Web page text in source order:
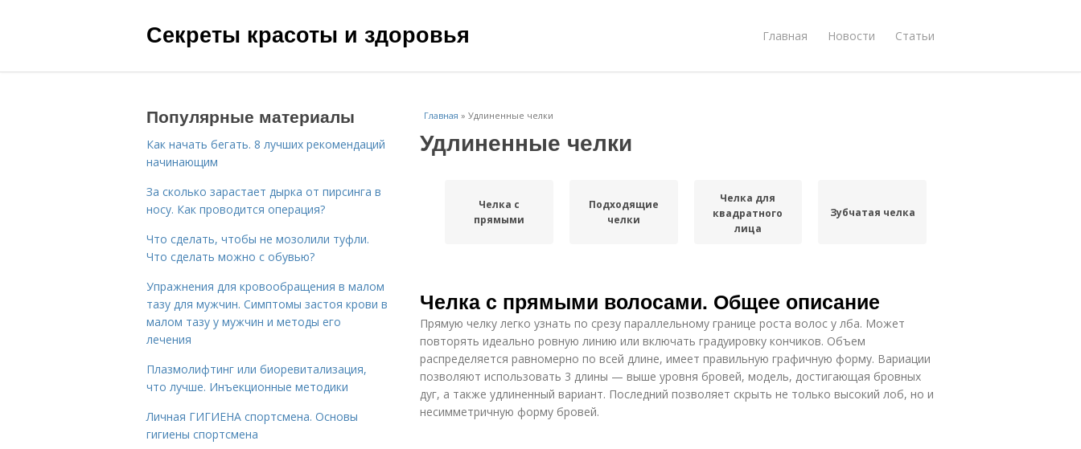
Секреты красоты и здоровья Главная Новости Статьи
Главная » Удлиненные челки
Удлиненные челки
Челка с
прямыми
Подходящие
челки
Челка для
квадратного
лица
Зубчатая челка
Челка с прямыми волосами. Общее описание
Прямую челку легко узнать по срезу параллельному границе роста волос у лба. Может
повторять идеально ровную линию или включать градуировку кончиков. Объем
распределяется равномерно по всей длине, имеет правильную графичную форму. Вариации
позволяют использовать 3 длины — выше уровня бровей, модель, достигающая бровных
дуг, а также удлиненный вариант. Последний позволяет скрыть не только высокий лоб, но и
несимметричную форму бровей.
Популярные материалы
Как начать бегать. 8 лучших рекомендаций
начинающим
За сколько зарастает дырка от пирсинга в
носу. Как проводится операция?
Что сделать, чтобы не мозолили туфли.
Что сделать можно с обувью?
Упражнения для кровообращения в малом
тазу для мужчин. Симптомы застоя крови в
малом тазу у мужчин и методы его
лечения
Плазмолифтинг или биоревитализация,
что лучше. Инъекционные методики
Личная ГИГИЕНА спортсмена. Основы
гигиены спортсмена